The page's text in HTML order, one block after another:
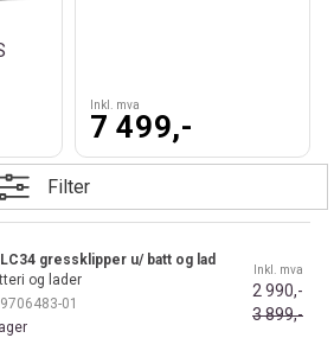
Inkl. mva
7 499,-
Filter
gressklipper u/ batt og lad
og lader
9706483-01
Inkl. mva
2 990,-
3 899,-